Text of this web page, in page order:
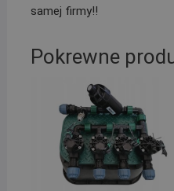
samej firmy!!
Pokrewne